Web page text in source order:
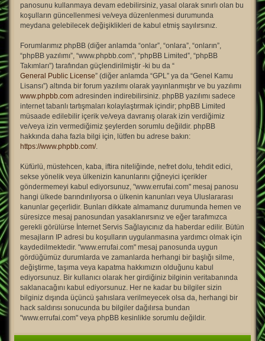
panosunu kullanmaya devam edebilirsiniz, yasal olarak sınırlı olan bu
koşulların güncellenmesi ve/veya düzenlenmesi durumunda
meydana gelebilecek değişiklikleri de kabul etmiş sayılırsınız.
Forumlarımız phpBB (diğer anlamda “onlar”, “onlara”, “onların”,
“phpBB yazılımı”, “www.phpbb.com”, “phpBB Limited”, “phpBB
Takımları”) tarafından güçlendirilmiştir -ki bu da “
General Public License” (diğer anlamda “GPL” ya da “Genel Kamu
Lisansı”) altında bir forum yazılımı olarak yayınlanmıştır ve bu yazılımı
www.phpbb.com adresinden indirebilirsiniz. phpBB yazılımı sadece
internet tabanlı tartışmaları kolaylaştırmak içindir; phpBB Limited
müsaade edilebilir içerik ve/veya davranış olarak izin verdiğimiz
ve/veya izin vermediğimiz şeylerden sorumlu değildir. phpBB
hakkında daha fazla bilgi için, lütfen bu adrese bakın:
https://www.phpbb.com/.
Küfürlü, müstehcen, kaba, iftira niteliğinde, nefret dolu, tehdit edici,
sekse yönelik veya ülkenizin kanunlarını çiğneyici içerikler
göndermemeyi kabul ediyorsunuz, "www.errufai.com" mesaj panosu
hangi ülkede barındırılıyorsa o ülkenin kanunları veya Uluslararası
kanunlar geçerlidir. Bunları dikkate almamanız durumunda hemen ve
süresizce mesaj panosundan yasaklanırsınız ve eğer tarafımızca
gerekli görülürse İnternet Servis Sağlayıcınız da haberdar edilir. Bütün
mesajların IP adresi bu koşulların uygulanmasına yardımcı olmak için
kaydedilmektedir. "www.errufai.com" mesaj panosunda uygun
gördüğümüz durumlarda ve zamanlarda herhangi bir başlığı silme,
değiştirme, taşıma veya kapatma hakkımızın olduğunu kabul
ediyorsunuz. Bir kullanıcı olarak her girdiğiniz bilginin veritabanında
saklanacağını kabul ediyorsunuz. Her ne kadar bu bilgiler sizin
bilginiz dışında üçüncü şahıslara verilmeyecek olsa da, herhangi bir
hack saldırısı sonucunda bu bilgiler dağılırsa bundan
"www.errufai.com" veya phpBB kesinlikle sorumlu değildir.